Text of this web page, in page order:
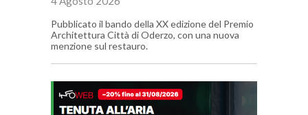
Pubblicato il bando della XX edizione del Premio
Architettura Città di Oderzo, con una nuova
menzione sul restauro.